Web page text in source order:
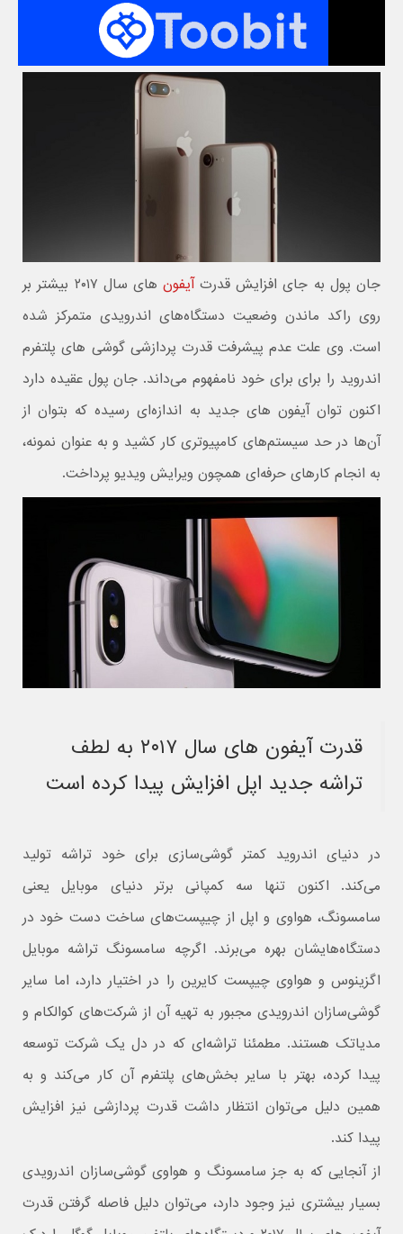
جان پول به جای افزایش قدرتآیفون
های سال ۲۰۱۷ بیشتر بر
روی راکد ماندن وضعیت دستگاه‌های اندرویدی متمرکز شده
است. وی علت عدم پیشرفت قدرت پردازشی گوشی های پلتفرم
اندروید را برای برای خود نامفهوم می‌داند. جان پول عقیده دارد
اکنون توان آیفون های جدید به اندازه‌ای رسیده که بتوان از
آن‌ها در حد سیستم‌های کامپیوتری کار کشید و به عنوان نمونه،
به انجام کارهای حرفه‌ای همچون ویرایش ویدیو پرداخت.
قدرت آیفون های سال ۲۰۱۷ به لطف
تراشه جدید اپل افزایش پیدا کرده است
در دنیای اندروید کمتر گوشی‌سازی برای خود تراشه تولید
می‌کند. اکنون تنها سه کمپانی برتر دنیای موبایل یعنی
سامسونگ، هواوی و اپل از چیپست‌های ساخت دست خود در
دستگاه‌هایشان بهره می‌برند. اگرچه سامسونگ تراشه موبایل
اگزینوس و هواوی چیپست کایرین را در اختیار دارد، اما سایر
گوشی‌سازان اندرویدی مجبور به تهیه آن از شرکت‌های کوالکام و
مدیاتک هستند. مطمئنا تراشه‌ای که در دل یک شرکت توسعه
پیدا کرده، بهتر با سایر بخش‌های پلتفرم آن کار می‌کند و به
همین دلیل می‌توان انتظار داشت قدرت پردازشی نیز افزایش
پیدا کند.
از آنجایی که به جز سامسونگ و هواوی گوشی‌سازان اندرویدی
بسیار بیشتری نیز وجود دارد، می‌توان دلیل فاصله گرفتن قدرت